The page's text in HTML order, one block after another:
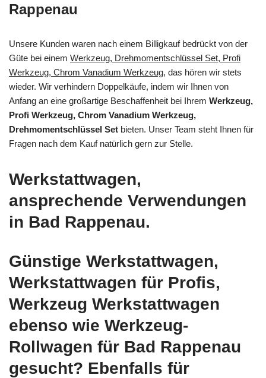
Rappenau
Unsere Kunden waren nach einem Billigkauf bedrückt von der
Güte bei einem Werkzeug, Drehmomentschlüssel Set, Profi
Werkzeug, Chrom Vanadium Werkzeug, das hören wir stets
wieder. Wir verhindern Doppelkäufe, indem wir Ihnen von
Anfang an eine großartige Beschaffenheit bei Ihrem Werkzeug,
Profi Werkzeug, Chrom Vanadium Werkzeug,
Drehmomentschlüssel Set bieten. Unser Team steht Ihnen für
Fragen nach dem Kauf natürlich gern zur Stelle.
Werkstattwagen,
ansprechende Verwendungen
in Bad Rappenau.
Günstige Werkstattwagen,
Werkstattwagen für Profis,
Werkzeug Werkstattwagen
ebenso wie Werkzeug-
Rollwagen für Bad Rappenau
gesucht? Ebenfalls für